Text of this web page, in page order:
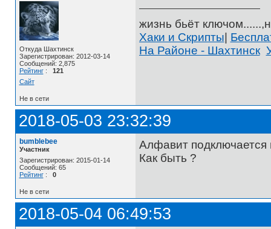
Откуда Шахтинск
Зарегистрирован: 2012-03-14
Сообщений: 2,875
Рейтинг: 121
Сайт
жизнь бьёт
Хаки и Скрипты|
На Районе - Шахтинск
Не в сети
2018-05-03 23:32:39
bumblebee
Участник
Зарегистрирован: 2015-01-14
Сообщений: 65
Рейтинг: 0
Алфавит
Как быть ?
Не в сети
2018-05-04 06:49:53